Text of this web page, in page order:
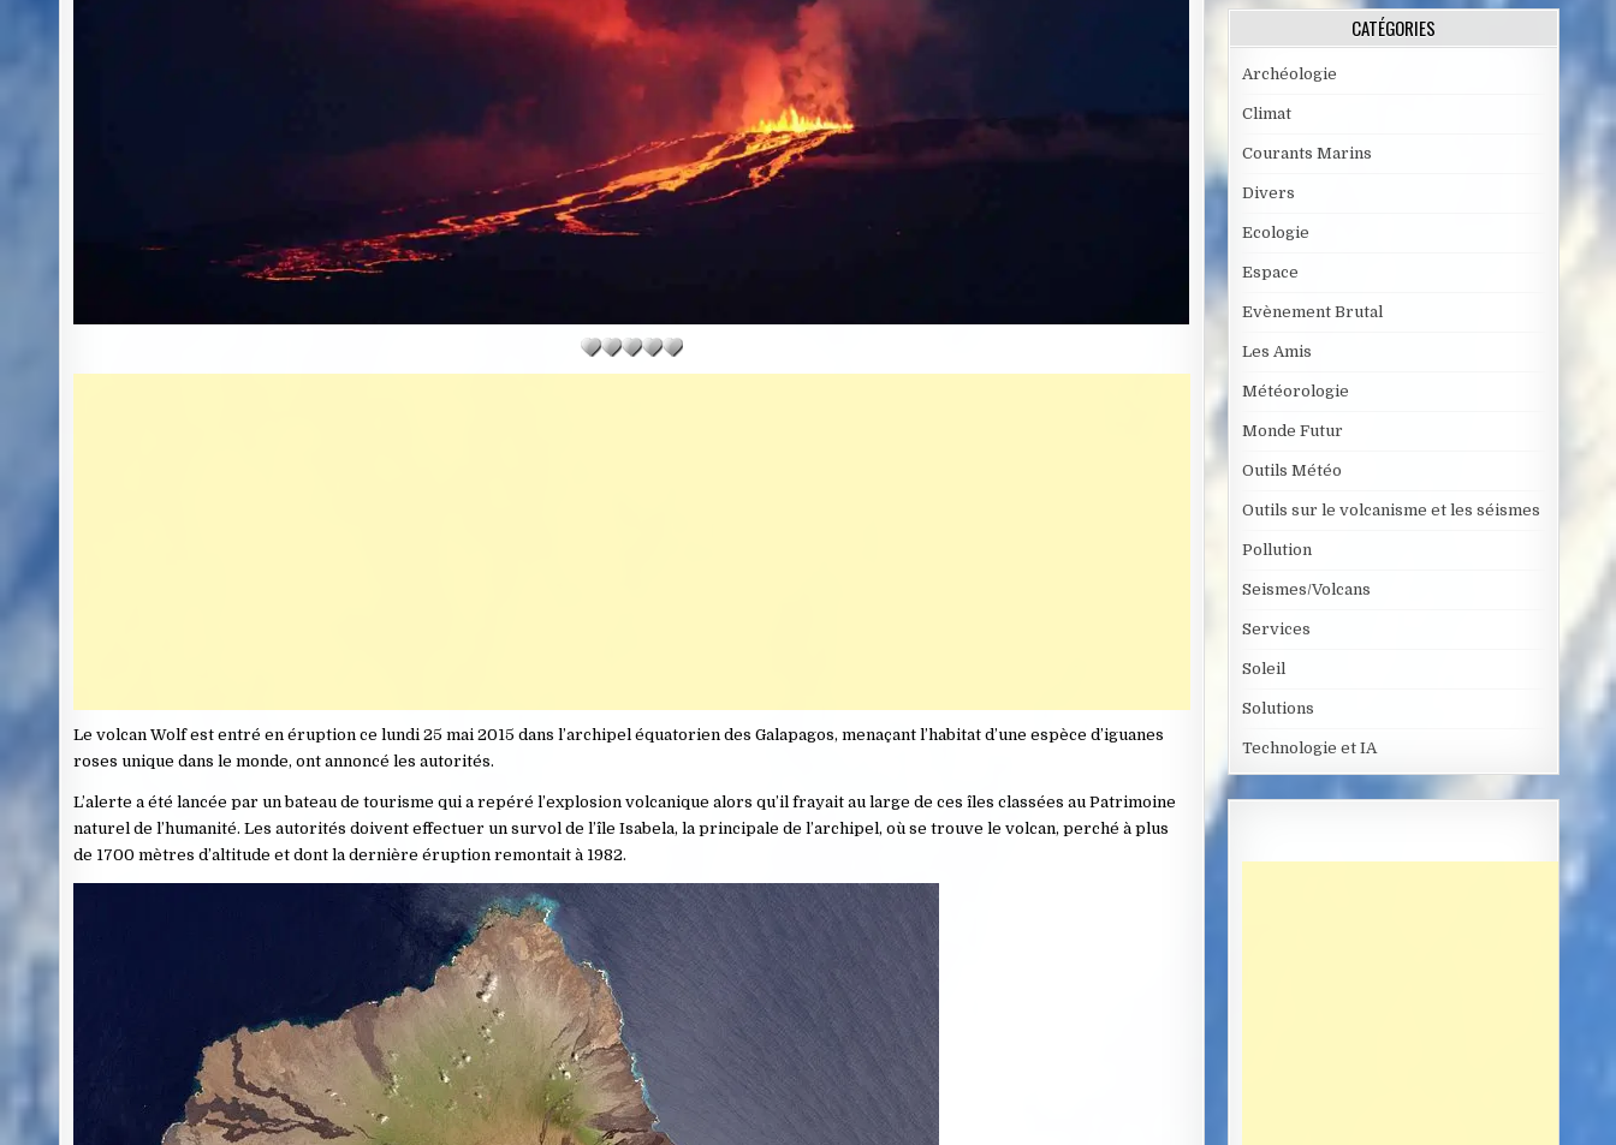
Le volcan Wolf est entré en éruption ce lundi 25 mai 2015 dans l’archipel équatorien des Galapagos, menaçant l’habitat d’une espèce d’iguanes
roses unique dans le monde, ont annoncé les autorités.
L’alerte a été lancée par un bateau de tourisme qui a repéré l’explosion volcanique alors qu’il frayait au large de ces îles classées au Patrimoine
naturel de l’humanité. Les autorités doivent effectuer un survol de l’île Isabela, la principale de l’archipel, où se trouve le volcan, perché à plus
de 1700 mètres d’altitude et dont la dernière éruption remontait à 1982.
CATÉGORIES
Archéologie
Climat
Courants Marins
Divers
Ecologie
Espace
Evènement Brutal
Les Amis
Météorologie
Monde Futur
Outils Météo
Outils sur le volcanisme et les séismes
Pollution
Seismes/Volcans
Services
Soleil
Solutions
Technologie et IA